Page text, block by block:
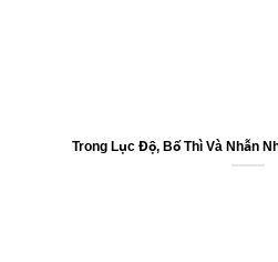
Trong Lục Độ, Bố Thì Và Nhẫn